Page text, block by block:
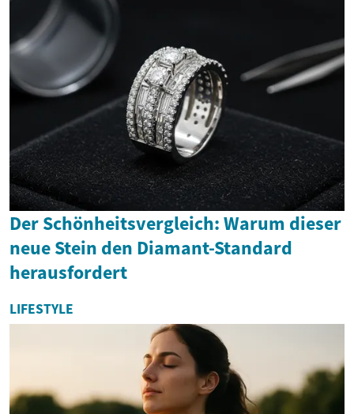
Der Schönheitsvergleich: Warum dieser
neue Stein den Diamant-Standard
herausfordert
LIFESTYLE